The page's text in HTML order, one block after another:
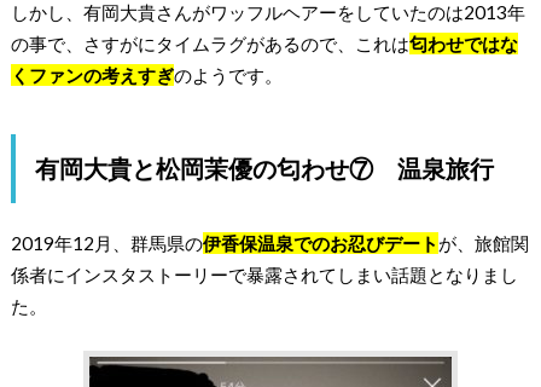
しかし、有岡大貴さんがワッフルヘアーをしていたのは2013年
の事で、さすがにタイムラグがあるので、これは匂わせではな
くファンの考えすぎのようです。
有岡大貴と松岡茉優の匂わせ⑦ 温泉旅行
2019年12月、群馬県の伊香保温泉でのお忍びデート が、旅館関
係者にインスタストーリーで暴露されてしまい話題となりまし
た。